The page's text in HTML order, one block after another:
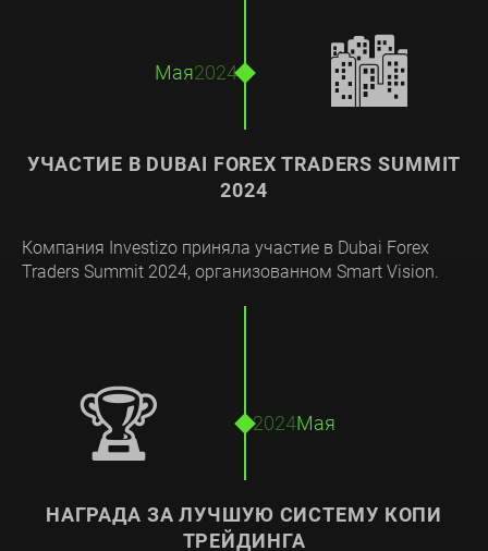
УЧАСТИЕ В DUBAI FOREX TRADERS SUMMIT
2024
Компания Investizo приняла участие в Dubai Forex
Traders Summit 2024, организованном Smart Vision.
Мая2024 🏙️
НАГРАДА ЗА ЛУЧШУЮ СИСТЕМУ КОПИ
ТРЕЙДИНГА
Мая
2024
🏆